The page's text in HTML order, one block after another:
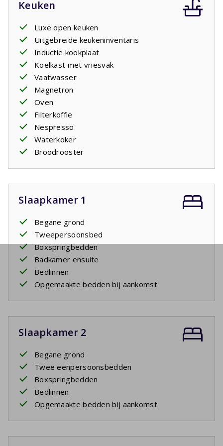
Keuken
Luxe open keuken
Uitgebreide keukeninventaris
Inductie kookplaat
Koelkast met vriesvak
Vaatwasser
Magnetron
Oven
Filterkoffie
Nespresso
Waterkoker
Broodrooster
Slaapkamer 1
Begane grond
Tweepersoonsbed
Boxspringbedden
Badkamer ensuite
Bedlinnen
Opgemaakte bedden bij aankomst
Slaapkamer 2
Begane grond
Twee eenpersoonsbedden
Boxspringbedden
Bedlinnen
Opgemaakte bedden bij aankomst